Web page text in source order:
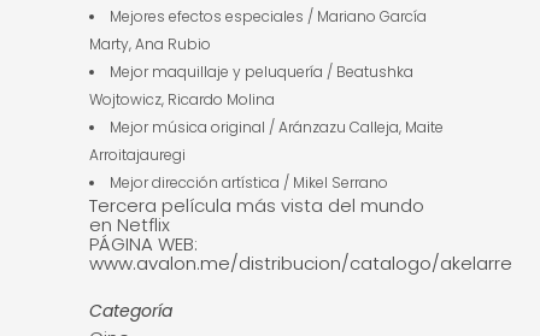
Mejores efectos especiales / Mariano García
Marty, Ana Rubio
Mejor maquillaje y peluquería / Beatushka
Wojtowicz, Ricardo Molina
Mejor música original / Aránzazu Calleja, Maite
Arroitajauregi
Mejor dirección artística / Mikel Serrano
Tercera película más vista del mundo
en Netflix
PÁGINA WEB:
www.avalon.me/distribucion/catalogo/akelarre
Categoría